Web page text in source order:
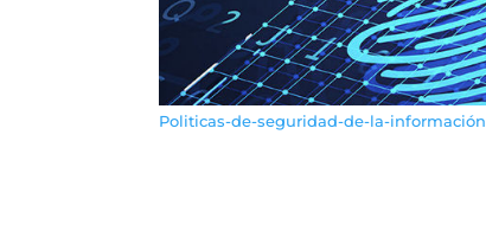
Politicas-de-seguridad-de-la-información